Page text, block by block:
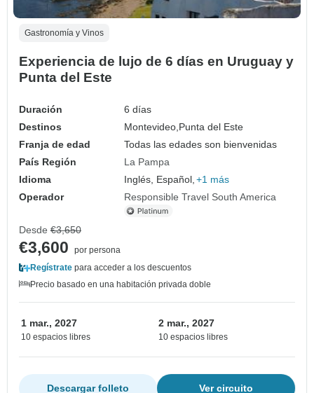
Gastronomía y Vinos
Experiencia de lujo de 6 días en Uruguay y
Punta del Este
Duración
6 días
Destinos
Montevideo,Punta del Este
Franja de edad
Todas las edades son bienvenidas
País Región
La Pampa
Idioma
Inglés, Español, +1 más
Operador
Responsible Travel South America
Desde €3,650
€3,600
por persona
Regístrate para acceder a los descuentos
Precio basado en una habitación privada doble
1 mar., 2027
10 espacios libres
2 mar., 2027
10 espacios libres
Ver circuito
Descargar folleto